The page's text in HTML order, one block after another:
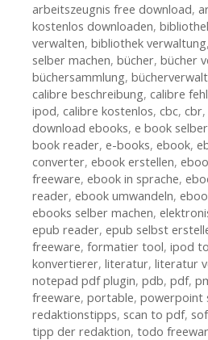
arbeitszeugnis free download,
kostenlos downloaden,
verwalten, bibliothek verwaltung,
selber machen, bücher, bücher
büchersammlung,
calibre beschreibung, calibre
ipod, calibre kostenlos, cbc, cbr,
download ebooks, e book
book reader, e-books, ebook,
converter, ebook erstellen,
freeware, ebook in sprache,
reader, ebook umwandeln,
ebooks selber machen,
epub reader, epub selbst
freeware, formatier tool, ipod
konvertierer, literatur, literatur
notepad pdf plugin, pdb, pdf,
freeware, portable, powerpoint
redaktionstipps, scan to pdf,
tipp der redaktion, todo